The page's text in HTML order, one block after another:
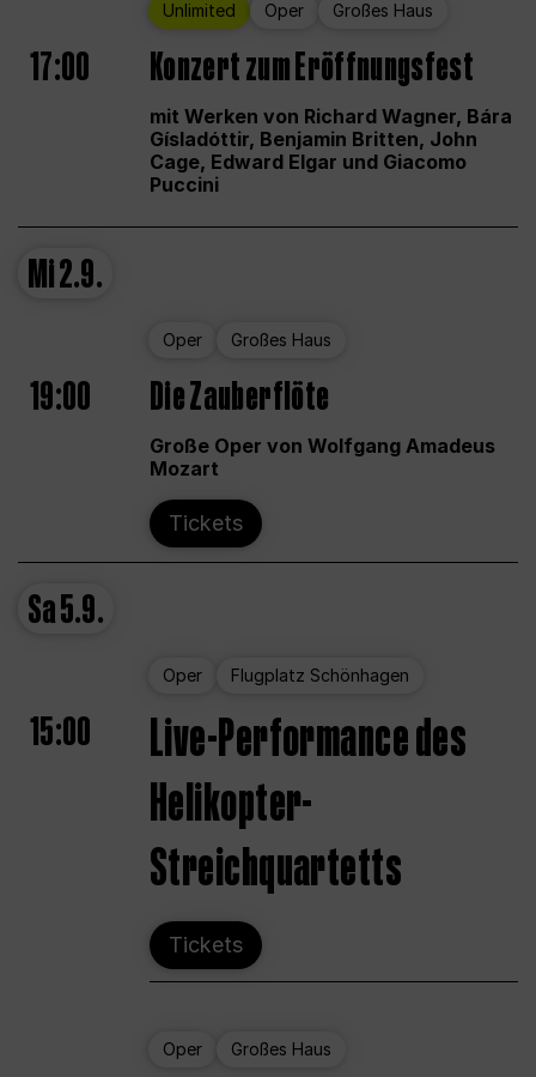
Unlimited Oper Großes Haus
17:00 Konzert zum Eröffnungsfest
mit Werken von Richard Wagner, Bára
Gísladóttir, Benjamin Britten, John
Cage, Edward Elgar und Giacomo
Puccini
Mi2.9.
Oper Großes Haus
19:00 Die Zauberflöte
Große Oper von Wolfgang Amadeus
Mozart
Tickets
Sa5.9.
Oper Flugplatz Schönhagen
15:00
Live-Performance des
Helikopter-
Streichquartetts
Tickets
Oper Großes Haus